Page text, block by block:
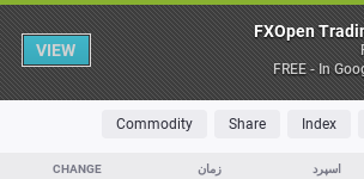
Table
MOST TRADED
TOP RISERS
TOP FALLERS
Index
Share
Commodity
اسپرد زمان CHANGE
FXOpen
FREE - In
VIEW